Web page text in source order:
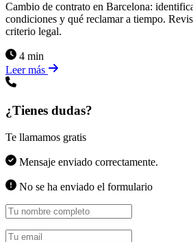
Cambio de contrato en Barcelona:
condiciones y qué reclamar a tiempo.
criterio legal.
4 min
Leer más
¿Tienes dudas?
Te llamamos gratis
Mensaje enviado correctamente.
No se ha enviado el formulario